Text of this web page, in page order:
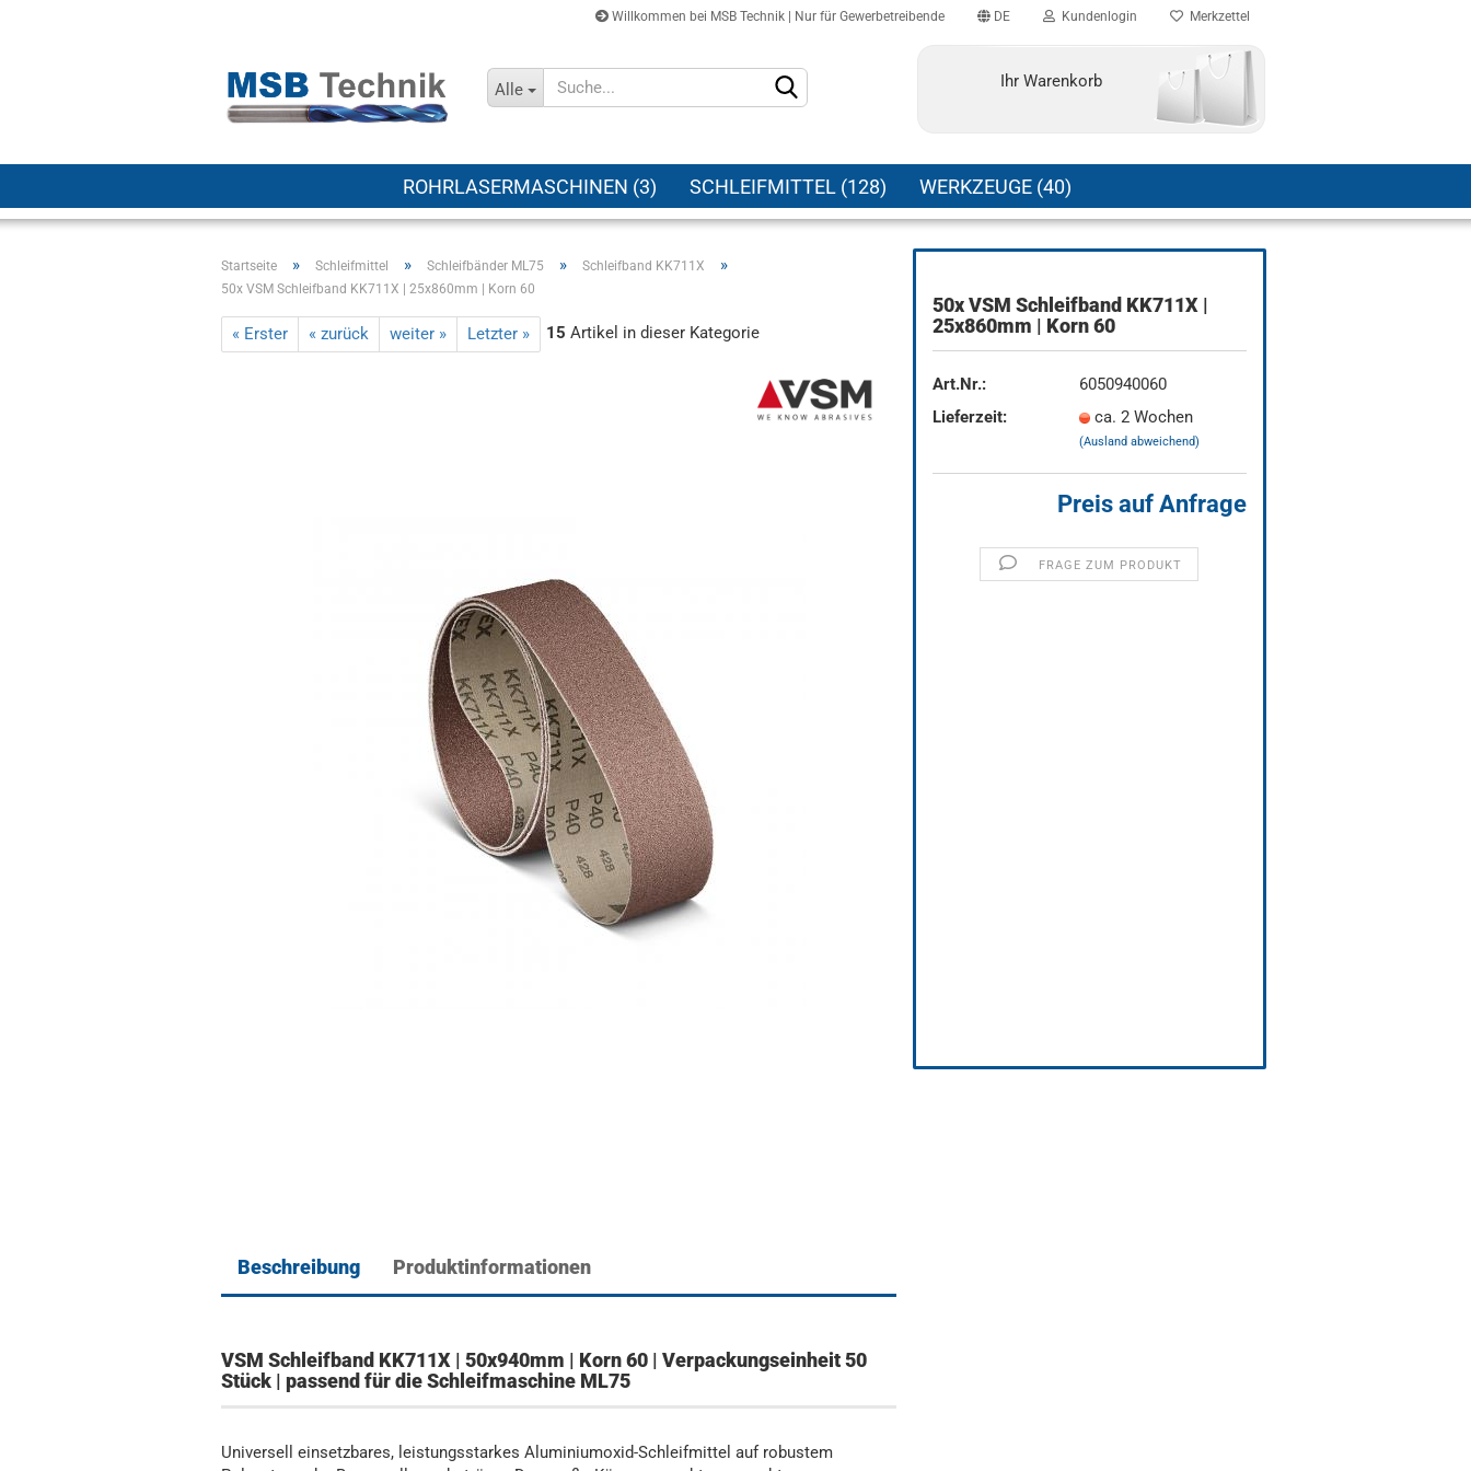
Willkommen bei MSB Technik | Nur für Gewerbetreibende DE
Sprache auswählen
Kundenlogin
Konto erstellen
Passwort vergessen?
Merkzettel
Alle Ihr Warenkorb
ROHRLASERMASCHINEN (3) SCHLEIFMITTEL (128) WERKZEUGE (40)
Startseite » Schleifmittel » Schleifbänder ML75 » Schleifband KK711X »
50x VSM Schleifband KK711X | 25x860mm | Korn 60
« Erster « zurück weiter » Letzter » 15 Artikel in dieser Kategorie
50x VSM Schleifband KK711X |
25x860mm | Korn 60
Art.Nr.:
6050940060
Lieferzeit:
ca. 2 Wochen
(Ausland abweichend)
Preis auf Anfrage
FRAGE ZUM PRODUKT
Beschreibung Produktinformationen
VSM Schleifband KK711X | 50x940mm | Korn 60 | Verpackungseinheit 50
Stück | passend für die Schleifmaschine ML75
Universell einsetzbares, leistungsstarkes Aluminiumoxid-Schleifmittel auf robustem